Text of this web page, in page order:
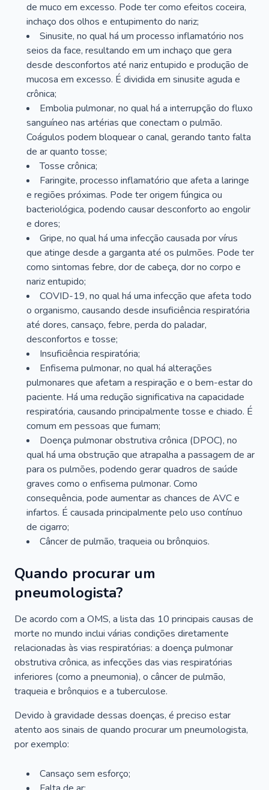
de muco em excesso. Pode ter como efeitos coceira,
inchaço dos olhos e entupimento do nariz;
Sinusite, no qual há um processo inflamatório nos
seios da face, resultando em um inchaço que gera
desde desconfortos até nariz entupido e produção de
mucosa em excesso. É dividida em sinusite aguda e
crônica;
Embolia pulmonar, no qual há a interrupção do fluxo
sanguíneo nas artérias que conectam o pulmão.
Coágulos podem bloquear o canal, gerando tanto falta
de ar quanto tosse;
Tosse crônica;
Faringite, processo inflamatório que afeta a laringe
e regiões próximas. Pode ter origem fúngica ou
bacteriológica, podendo causar desconforto ao engolir
e dores;
Gripe, no qual há uma infecção causada por vírus
que atinge desde a garganta até os pulmões. Pode ter
como sintomas febre, dor de cabeça, dor no corpo e
nariz entupido;
COVID-19, no qual há uma infecção que afeta todo
o organismo, causando desde insuficiência respiratória
até dores, cansaço, febre, perda do paladar,
desconfortos e tosse;
Insuficiência respiratória;
Enfisema pulmonar, no qual há alterações
pulmonares que afetam a respiração e o bem-estar do
paciente. Há uma redução significativa na capacidade
respiratória, causando principalmente tosse e chiado. É
comum em pessoas que fumam;
Doença pulmonar obstrutiva crônica (DPOC), no
qual há uma obstrução que atrapalha a passagem de ar
para os pulmões, podendo gerar quadros de saúde
graves como o enfisema pulmonar. Como
consequência, pode aumentar as chances de AVC e
infartos. É causada principalmente pelo uso contínuo
de cigarro;
Câncer de pulmão, traqueia ou brônquios.
Quando procurar um
pneumologista?
De acordo com a OMS, a lista das 10 principais causas de
morte no mundo inclui várias condições diretamente
relacionadas às vias respiratórias: a doença pulmonar
obstrutiva crônica, as infecções das vias respiratórias
inferiores (como a pneumonia), o câncer de pulmão,
traqueia e brônquios e a tuberculose.
Devido à gravidade dessas doenças, é preciso estar
atento aos sinais de quando procurar um pneumologista,
por exemplo:
Cansaço sem esforço;